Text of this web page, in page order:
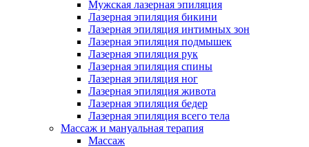
Мужская лазерная эпиляция
Лазерная эпиляция бикини
Лазерная эпиляция интимных зон
Лазерная эпиляция подмышек
Лазерная эпиляция рук
Лазерная эпиляция спины
Лазерная эпиляция ног
Лазерная эпиляция живота
Лазерная эпиляция бедер
Лазерная эпиляция всего тела
Массаж и мануальная терапия
Массаж